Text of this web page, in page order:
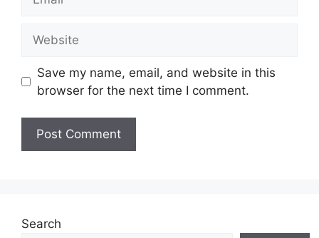
s
t
Save my name, email, and website in this
browser for the next time I comment.
Search